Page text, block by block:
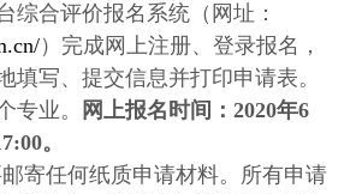
综合评价报名系统（网址：
）完成网上注册、登录报名，
填写、提交信息并打印申请表。
专业。
网上报名时间：2020年6
。
寄任何纸质申请材料。所有申请